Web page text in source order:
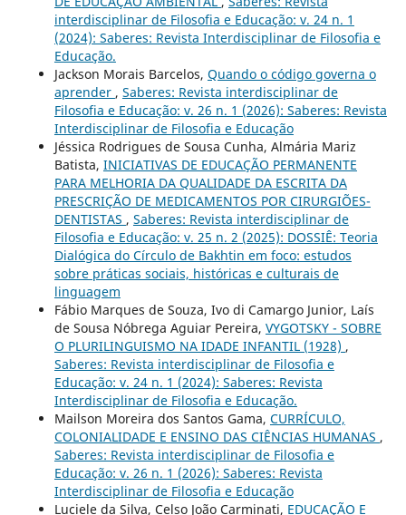
interdisciplinar de Filosofia e Educação: v. 24 n. 1
(2024): Saberes: Revista Interdisciplinar de Filosofia e
Educação.
Jackson Morais Barcelos, Quando o código governa o
aprender , Saberes: Revista interdisciplinar de
Filosofia e Educação: v. 26 n. 1 (2026): Saberes: Revista
Interdisciplinar de Filosofia e Educação
Jéssica Rodrigues de Sousa Cunha, Almária Mariz
Batista, INICIATIVAS DE EDUCAÇÃO PERMANENTE
PARA MELHORIA DA QUALIDADE DA ESCRITA DA
PRESCRIÇÃO DE MEDICAMENTOS POR CIRURGIÕES-
DENTISTAS , Saberes: Revista interdisciplinar de
Filosofia e Educação: v. 25 n. 2 (2025): DOSSIÊ: Teoria
Dialógica do Círculo de Bakhtin em foco: estudos
sobre práticas sociais, históricas e culturais de
linguagem
Fábio Marques de Souza, Ivo di Camargo Junior, Laís
de Sousa Nóbrega Aguiar Pereira, VYGOTSKY - SOBRE
O PLURILINGUISMO NA IDADE INFANTIL (1928) ,
Saberes: Revista interdisciplinar de Filosofia e
Educação: v. 24 n. 1 (2024): Saberes: Revista
Interdisciplinar de Filosofia e Educação.
Mailson Moreira dos Santos Gama, CURRÍCULO,
COLONIALIDADE E ENSINO DAS CIÊNCIAS HUMANAS ,
Saberes: Revista interdisciplinar de Filosofia e
Educação: v. 26 n. 1 (2026): Saberes: Revista
Interdisciplinar de Filosofia e Educação
Luciele da Silva, Celso João Carminati, EDUCAÇÃO E